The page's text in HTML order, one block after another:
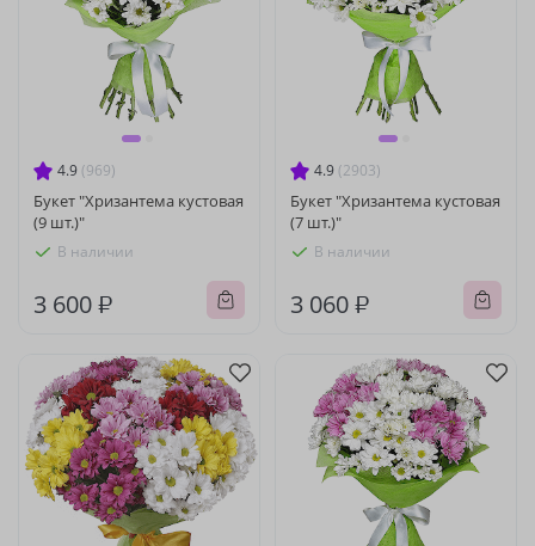
4.9 (969)
Букет "Хризантема кустовая
(9 шт.)"
В наличии
3 600 ₽
4.9 (2903)
Букет "Хризантема кустовая
(7 шт.)"
В наличии
3 060 ₽